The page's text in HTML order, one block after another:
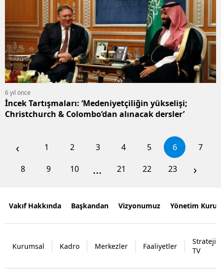
6 yıl önce
İncek Tartışmaları: ‘Medeniyetçiliğin yükselişi;
Christchurch & Colombo’dan alınacak dersler’
‹ 1 2 3 4 5 6
7
8
9 10 ... 21 22 23 ›
Vakıf Hakkında Başkandan Vizyonumuz Yönetim
Kurumsal Kadro Merkezler Faaliyetler
Strateji
TV